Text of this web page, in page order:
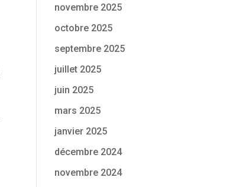
novembre 2025
octobre 2025
septembre 2025
juillet 2025
juin 2025
mars 2025
janvier 2025
décembre 2024
novembre 2024